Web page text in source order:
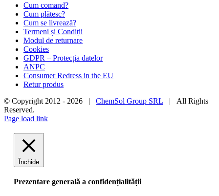
Cum comand?
Cum plătesc?
Cum se livrează?
Termeni și Condiții
Modul de returnare
Cookies
GDPR – Protecția datelor
ANPC
Consumer Redress in the EU
Retur produs
© Copyright 2012 - 2026 | ChemSol Group SRL | All Rights
Reserved.
Page load link
Închide
Prezentare generală a confidențialității